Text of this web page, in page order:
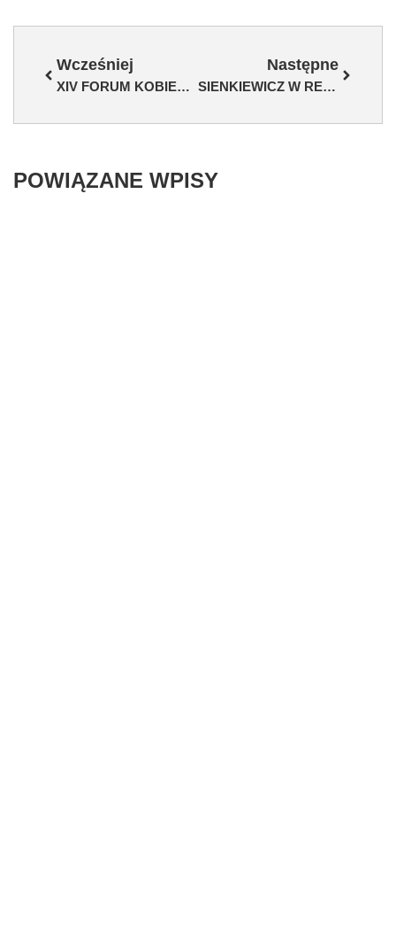
Wcześniej
XIV FORUM KOBIET – AMBASADORKI WYDARZENIA
Następne
SIENKIEWICZ W REMONCIE – UCZNIOWIE ZYSKAJĄ NOWE SALE I WYPOSAŻENIE
POWIĄZANE WPISY